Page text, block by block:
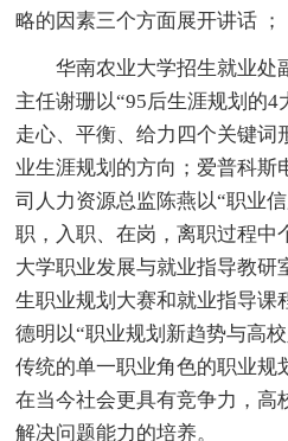
略的因素三个方面展开讲话 ；
华南农业大学招生就业处
主任谢珊以“95后生涯规划的4
走心、平衡、给力四个关键词
业生涯规划的方向；爱普科斯
司人力资源总监陈燕以“职业
职，入职、在岗，离职过程中
大学职业发展与就业指导教研
生职业规划大赛和就业指导课
德明以“职业规划新趋势与高
传统的单一职业角色的职业规
在当今社会更具有竞争力，高
解决问题能力的培养。